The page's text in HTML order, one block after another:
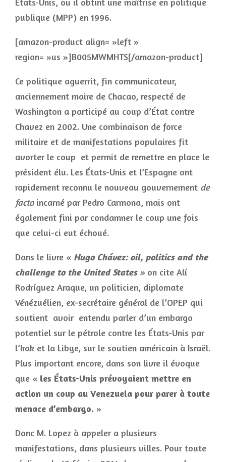
publique (MPP) en 1996.
[amazon-product align= »left »
region= »us »]B005MWMHTS[/amazon-product]
Ce politique aguerrit, fin communicateur,
anciennement maire de Chacao, respecté de
Washington a participé au coup d’État contre
Chavez en 2002. Une combinaison de force
militaire et de manifestations populaires fit
avorter le coup et permit de remettre en place le
président élu. Les États-Unis et l’Espagne ont
rapidement reconnu le nouveau gouvernement de
factoincarné par Pedro Carmona, mais ont
également fini par condamner le coup une fois
que celui-ci eut échoué.
Dans le livre « Hugo Chávez: oil, politics and the
challenge to the United States»on cite Alí
Rodríguez Araque, un politicien, diplomate
Vénézuélien, ex-secrétaire général de l’OPEP qui
soutient avoir entendu parler d’un embargo
potentiel sur le pétrole contre les États-Unis par
l’Irak et la Libye, sur le soutien américain à Israël.
Plus important encore, dans son livre il évoque
que « les États-Unis prévoyaient mettre en
action un coup au Venezuela pour parer à toute
menace d’embargo. »
Donc M. Lopez à appeler a plusieurs
manifestations, dans plusieurs villes. Pour toute